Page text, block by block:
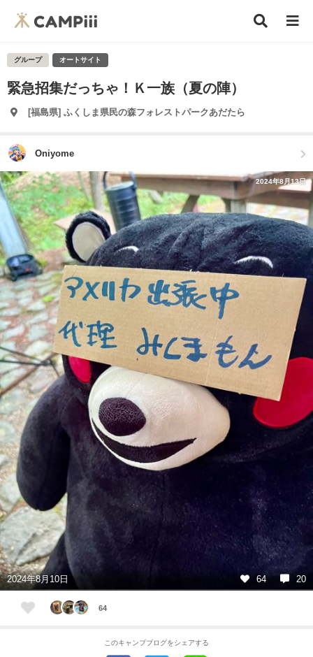
グループ オートサイト
緊急招集だっちゃ！Ｋ一族（夏の陣）
[福島県] ふくしま県民の森フォレストパークあだたら
Oniyome
2024年8月13日
2024年8月10日 64 20
64
このキャンプブログをシェアする